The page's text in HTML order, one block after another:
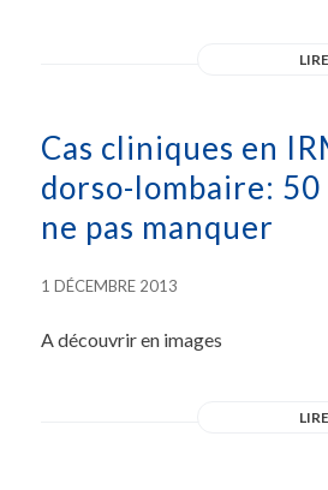
Cas cliniques en
dorso-lombaire: 50
ne pas manquer
1 DÉCEMBRE 2013
A découvrir en images